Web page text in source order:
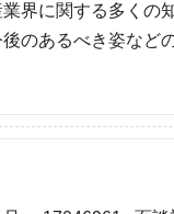
界に関する多くの
のあるべき姿など